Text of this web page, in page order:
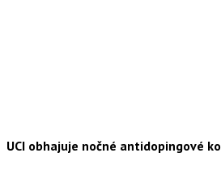
UCI obhajuje nočné antidopingové